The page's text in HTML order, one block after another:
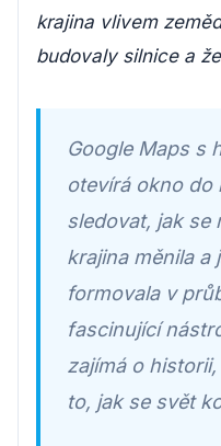
krajina vlivem
budovaly silnice a
Google Maps s
otevírá okno do
sledovat, jak se
krajina měnila a
formovala v
fascinující
zajímá o
to, jak se svět